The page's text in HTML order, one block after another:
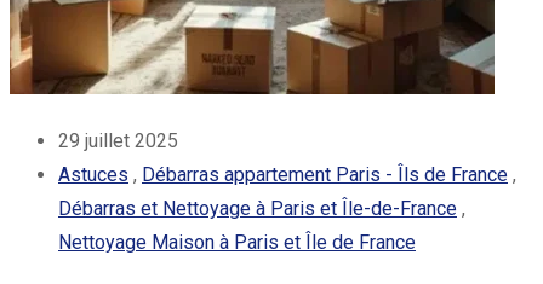
29 juillet 2025
Astuces , Débarras appartement Paris - Îls de France ,
Débarras et Nettoyage à Paris et Île-de-France ,
Nettoyage Maison à Paris et Île de France